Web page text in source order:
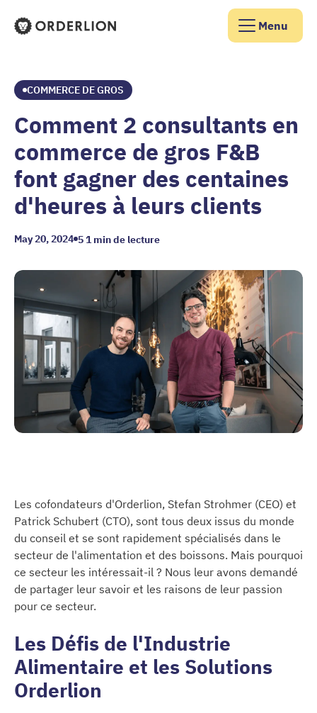
Menu
COMMERCE DE GROS
Comment 2 consultants en
commerce de gros F&B
font gagner des centaines
d'heures à leurs clients
May 20, 2024 51 min de lecture
Les cofondateurs d'Orderlion, Stefan Strohmer (CEO) et
Patrick Schubert (CTO), sont tous deux issus du monde
du conseil et se sont rapidement spécialisés dans le
secteur de l'alimentation et des boissons. Mais pourquoi
ce secteur les intéressait-il ? Nous leur avons demandé
de partager leur savoir et les raisons de leur passion
pour ce secteur.
Les Défis de l'Industrie
Alimentaire et les Solutions
Orderlion